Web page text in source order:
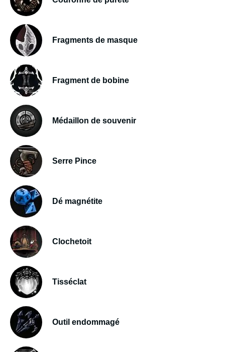
Fragments de masque
Fragment de bobine
Médaillon de souvenir
Serre Pince
Dé magnétite
Clochetoit
Tisséclat
Outil endommagé